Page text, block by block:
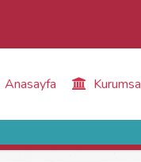
Anasayfa